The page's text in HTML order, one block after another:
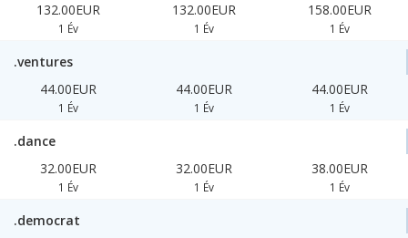
132.00EUR
1 Év
132.00EUR
1 Év
158.00EUR
1 Év
.ventures
44.00EUR
1 Év
44.00EUR
1 Év
44.00EUR
1 Év
.dance
32.00EUR
1 Év
32.00EUR
1 Év
38.00EUR
1 Év
.democrat